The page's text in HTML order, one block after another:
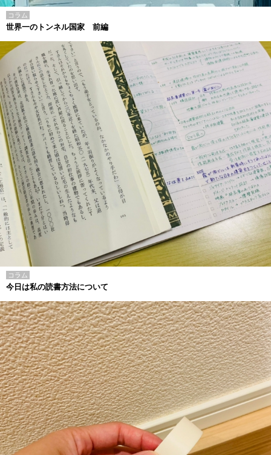
コラム
世界一のトンネル国家 前編
コラム
今日は私の読書方法について